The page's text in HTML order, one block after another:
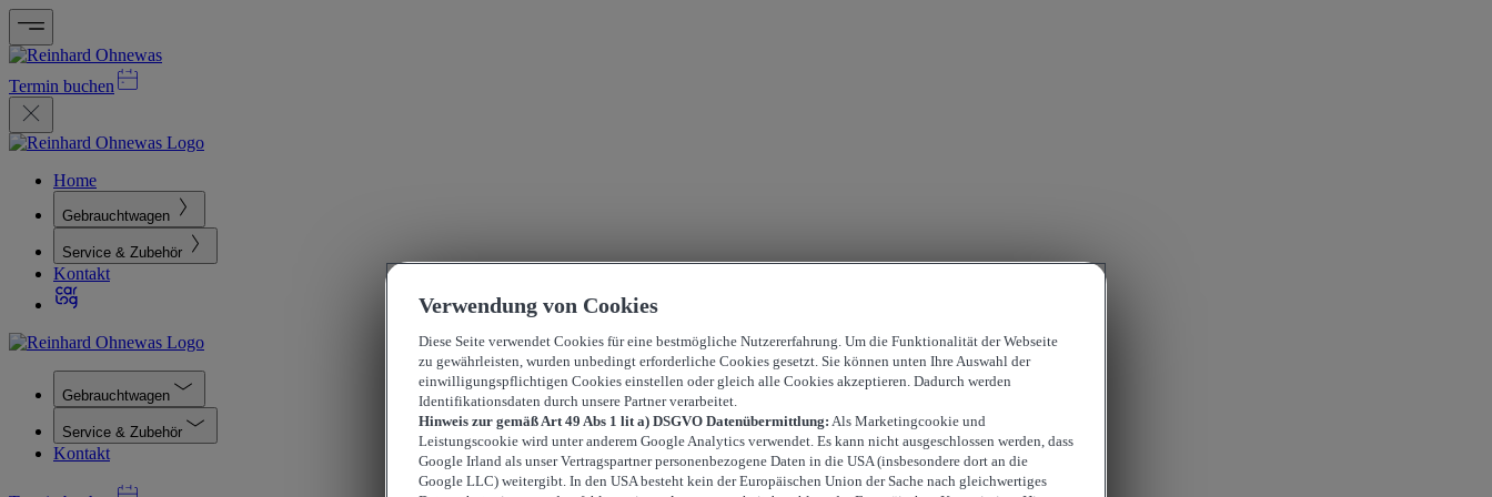
Termin buchen
Home
Gebrauchtwagen
Service & Zubehör
Kontakt
Gebrauchtwagen
Service & Zubehör
Kontakt
Verwendung von Cookies
Diese Seite verwendet Cookies für eine bestmögliche Nutzererfahrung. Um die Funktionalität der Webseite
zu gewährleisten, wurden unbedingt erforderliche Cookies gesetzt. Sie können unten Ihre Auswahl der
einwilligungspflichtigen Cookies einstellen oder gleich alle Cookies akzeptieren. Dadurch werden
Identifikationsdaten durch unsere Partner verarbeitet.
Hinweis zur gemäß Art 49 Abs 1 lit a) DSGVO Datenübermittlung: Als Marketingcookie und
Leistungscookie wird unter anderem Google Analytics verwendet. Es kann nicht ausgeschlossen werden, dass
Google Irland als unser Vertragspartner personenbezogene Daten in die USA (insbesondere dort an die
Google LLC) weitergibt. In den USA besteht kein der Europäischen Union der Sache nach gleichwertiges